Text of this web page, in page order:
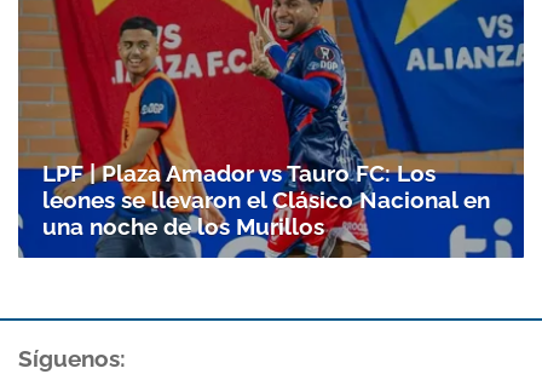
LPF | Plaza Amador vs Tauro FC: Los
leones se llevaron el Clásico Nacional en
una noche de los Murillos
Síguenos: